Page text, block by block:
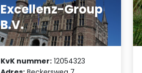
Excellenz-Group
B.V.
KvK nummer: 12054323